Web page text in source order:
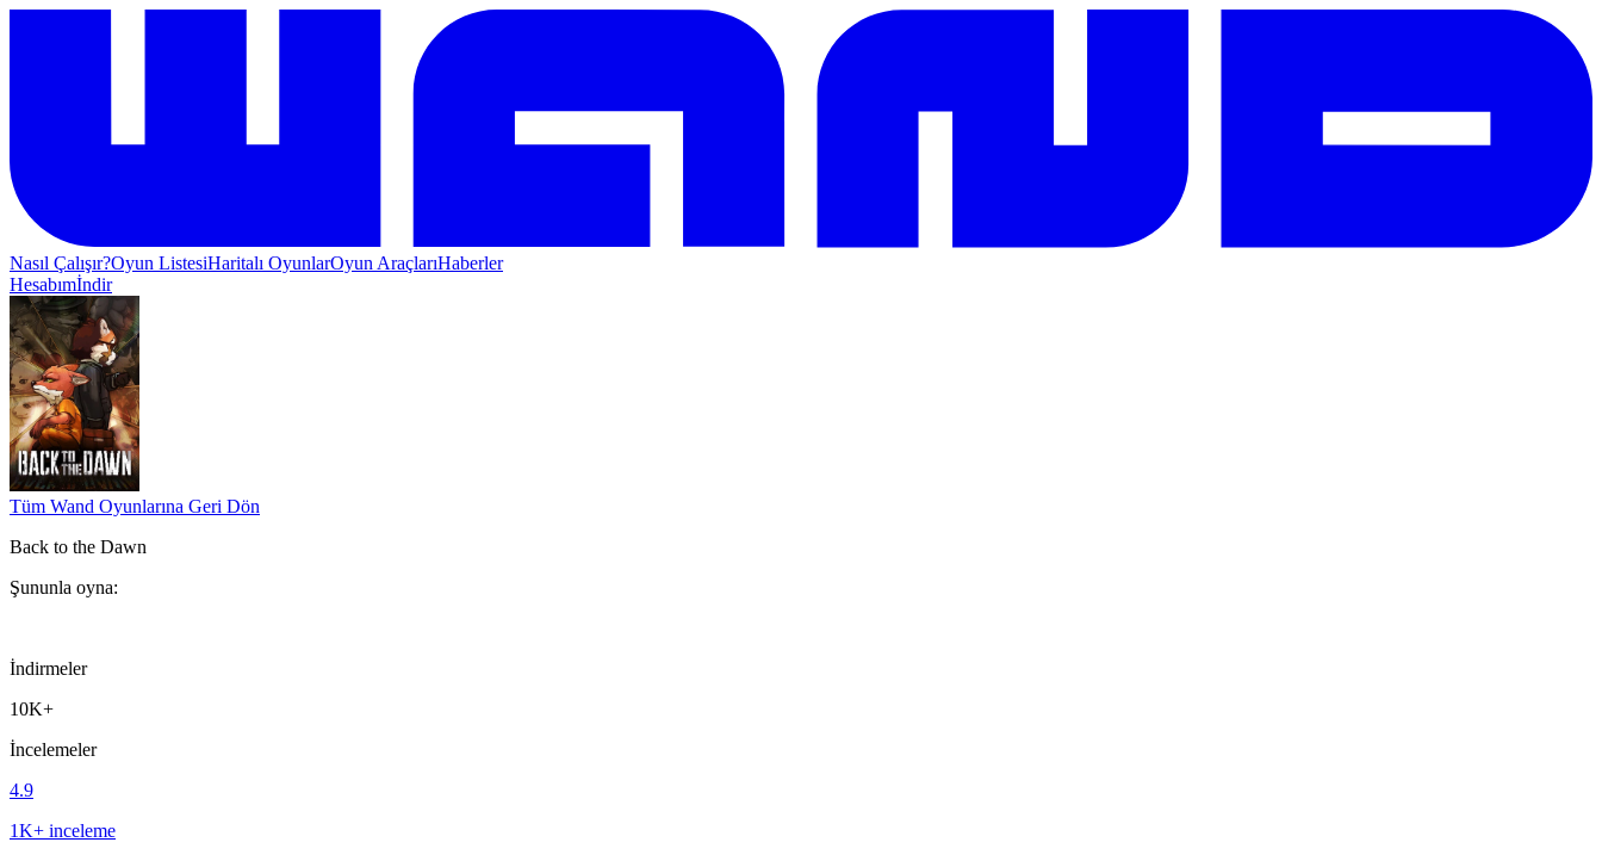
Nasıl Çalışır?Oyun ListesiHaritalı OyunlarOyun AraçlarıHaberler
Hesabımİndir
Tüm Wand Oyunlarına Geri Dön
Back to the Dawn
Şununla oyna:
İndirmeler
10K+
İncelemeler
4.9
1K+ inceleme